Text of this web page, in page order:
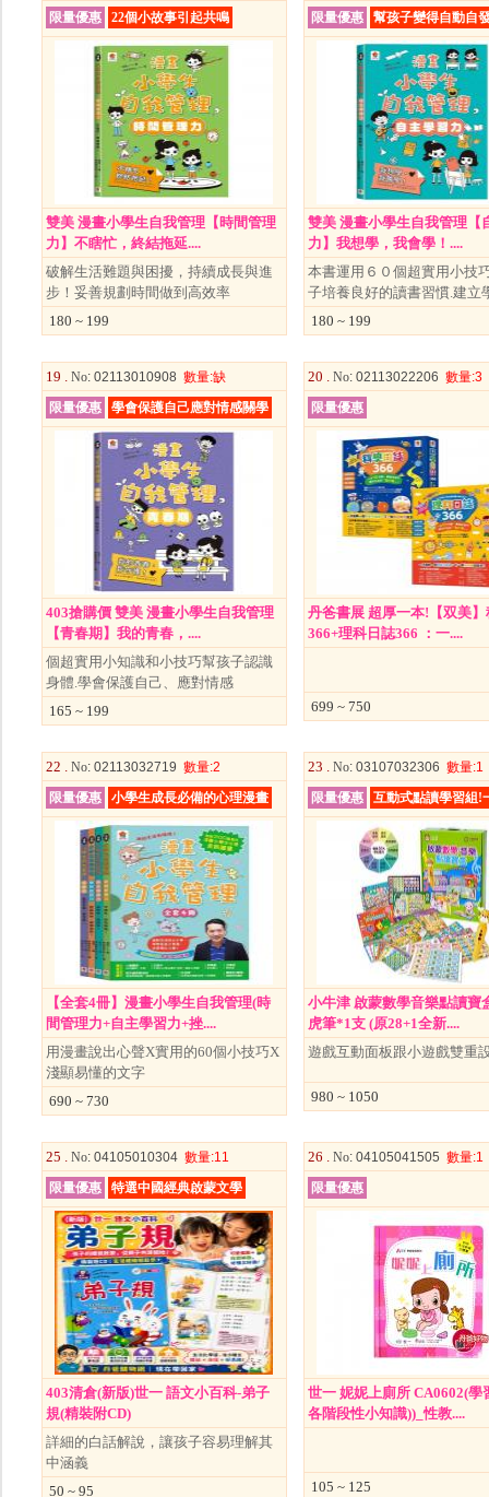
限量優惠
22個小故事引起共鳴
雙美 漫畫小學生自我管理【時間管理
力】不瞎忙，終結拖延....
破解生活難題與困擾，持續成長與進
步！妥善規劃時間做到高效率
180 ~ 199
限量優惠
幫孩子變得自動自
雙美 漫畫小學生自我管理【
力】我想學，我會學！....
本書運用６０個超實用小技
子培養良好的讀書習慣.建立
180 ~ 199
19 . No: 02113010908 數量:缺
限量優惠
學會保護自己應對情感關學
403搶購價 雙美 漫畫小學生自我管理
【青春期】我的青春，....
個超實用小知識和小技巧幫孩子認識
身體.學會保護自己、應對情感
165 ~ 199
20 . No: 02113022206 數量:3
限量優惠
丹爸書展 超厚一本!【双美】
366+理科日誌366 ：一....
699 ~ 750
22 . No: 02113032719 數量:2
限量優惠
小學生成長必備的心理漫畫
【全套4冊】漫畫小學生自我管理(時
間管理力+自主學習力+挫....
用漫畫說出心聲X實用的60個小技巧X
淺顯易懂的文字
690 ~ 730
23 . No: 03107032306 數量:1
限量優惠
互動式點讀學習組!
小牛津 啟蒙數學音樂點讀寶
虎筆*1支 (原28+1全新....
遊戲互動面板跟小遊戲雙重
980 ~ 1050
25 . No: 04105010304 數量:11
限量優惠
特選中國經典啟蒙文學
403清倉(新版)世一 語文小百科-弟子
規(精裝附CD)
詳細的白話解說，讓孩子容易理解其
中涵義
50 ~ 95
26 . No: 04105041505 數量:1
限量優惠
世一 妮妮上廁所 CA0602(學
各階段性小知識))_性教....
105 ~ 125